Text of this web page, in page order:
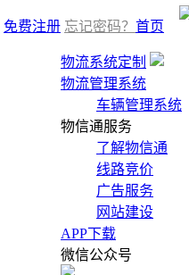
免费注册 忘记密码？
物流系统定制
物流管理系统
车辆管理系统
物信通服务
了解物信通
线路竞价
广告服务
网站建设
APP下载
微信公众号
首页